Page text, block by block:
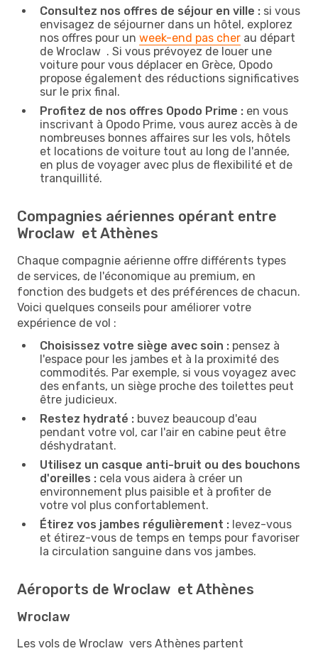
Consultez nos offres de séjour en ville : si vous
envisagez de séjourner dans un hôtel, explorez
nos offres pour un week-end pas cher au départ
de Wroclaw . Si vous prévoyez de louer une
voiture pour vous déplacer en Grèce, Opodo
propose également des réductions significatives
sur le prix final.
Profitez de nos offres Opodo Prime : en vous
inscrivant à Opodo Prime, vous aurez accès à de
nombreuses bonnes affaires sur les vols, hôtels
et locations de voiture tout au long de l'année,
en plus de voyager avec plus de flexibilité et de
tranquillité.
Compagnies aériennes opérant entre
Wroclaw et Athènes
Chaque compagnie aérienne offre différents types
de services, de l'économique au premium, en
fonction des budgets et des préférences de chacun.
Voici quelques conseils pour améliorer votre
expérience de vol :
Choisissez votre siège avec soin : pensez à
l'espace pour les jambes et à la proximité des
commodités. Par exemple, si vous voyagez avec
des enfants, un siège proche des toilettes peut
être judicieux.
Restez hydraté : buvez beaucoup d'eau
pendant votre vol, car l'air en cabine peut être
déshydratant.
Utilisez un casque anti-bruit ou des bouchons
d'oreilles : cela vous aidera à créer un
environnement plus paisible et à profiter de
votre vol plus confortablement.
Étirez vos jambes régulièrement : levez-vous
et étirez-vous de temps en temps pour favoriser
la circulation sanguine dans vos jambes.
Aéroports de Wroclaw et Athènes
Wroclaw
Les vols de Wroclaw vers Athènes partent